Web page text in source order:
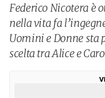
Federico Nicotera è
nella vita fa
Uomini e Donne sta
scelta tra Alice e